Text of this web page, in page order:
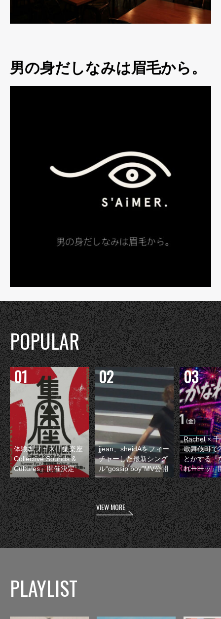
男の身だしなみは眉毛から。
POPULAR
体験型フェス『集楽座
Collective Sounds &
Cultures』開催決定
jjean、sheidAをフィー
チャーした最新シング
ル“gossip boy”MV公開
Rachel ×
歌舞伎町で
とかする『
れーーッ』
VIEW MORE
PLAYLIST